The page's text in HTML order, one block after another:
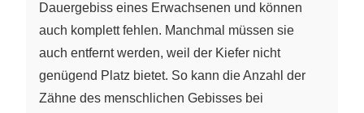
Dauergebiss eines Erwachsenen und können
auch komplett fehlen. Manchmal müssen sie
auch entfernt werden, weil der Kiefer nicht
genügend Platz bietet. So kann die Anzahl der
Zähne des menschlichen Gebisses bei